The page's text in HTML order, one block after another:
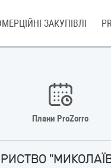
ЗАКУПІВЛІ
Плани ProZorro